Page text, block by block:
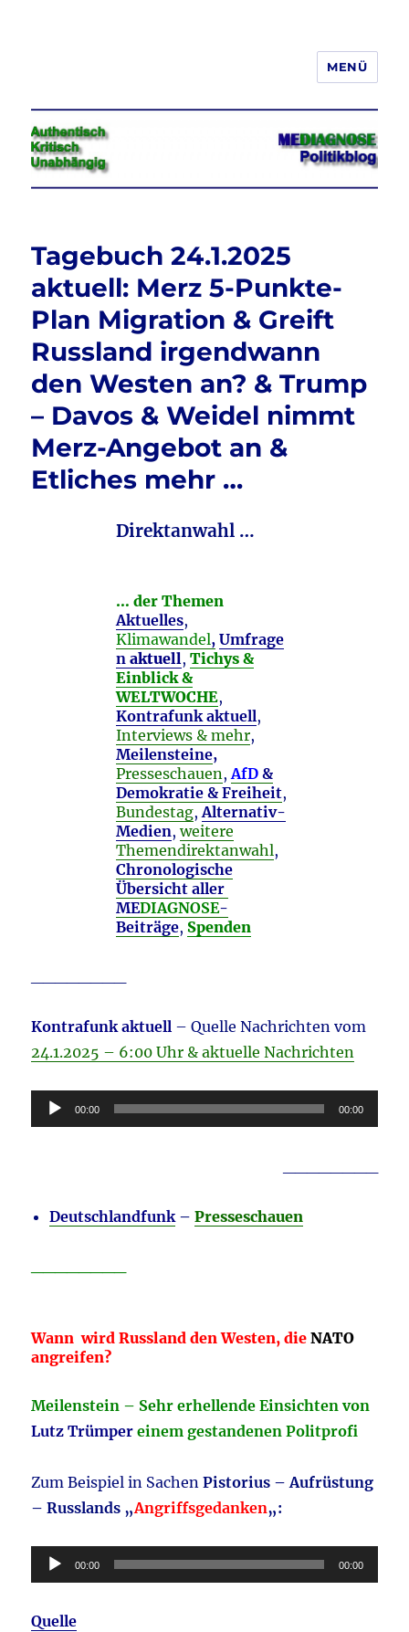
Jeder hat das Recht, seine
Meinung in Wort, Schrift und Bild
frei zu äußern und zu verbreiten
MENÜ
Tagebuch 24.1.2025
aktuell: Merz 5-Punkte-
Plan Migration & Greift
Russland irgendwann
den Westen an? & Trump
– Davos & Weidel nimmt
Merz-Angebot an &
Etliches mehr …
Direktanwahl …
… der Themen
Aktuelles,
Klimawandel, Umfrage
naktuell, Tichys &
Einblick &
WELTWOCHE,
Kontrafunk aktuell,
Interviews & mehr,
Meilensteine,
Presseschauen, AfD &
Demokratie & Freiheit,
Bundestag,Alternativ-
Medien,weitere
Themendirektanwahl,
Chronologische
Übersicht aller
MEDIAGNOSE-
Beiträge, Spenden
Kontrafunk aktuell – Quelle Nachrichten vom
24.1.2025 – 6:00 Uhr & aktuelle Nachrichten
Audio-
Player
00:00 00:00
Deutschlandfunk–Presseschauen
Wann wird Russland den Westen, dieNATO
angreifen?
Meilenstein – Sehr erhellende Einsichten von
Lutz Trümper einem gestandenen Politprofi
Zum Beispiel in SachenPistorius – Aufrüstung
– Russlands „Angriffsgedanken„:
Audio-
Player
00:00 00:00
Quelle